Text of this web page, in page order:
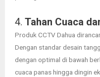
4. Tahan Cuaca
Produk CCTV Dahua
Dengan standar desain
dengan optimal di bawah
cuaca panas hingga dingin